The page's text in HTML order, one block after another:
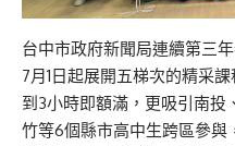
台中市政府新聞局連續第三
7月1日起展開五梯次的精采
到3小時即額滿，更吸引南
竹等6個縣市高中生跨區參